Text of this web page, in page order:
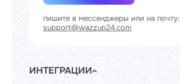
пишите в мессенджеры или на почту:
support@wazzup24.com
ИНТЕГРАЦИИ